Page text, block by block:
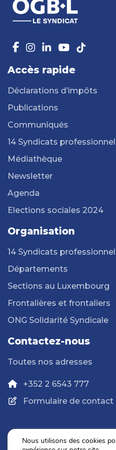
Accès rapide
Déclarations d’impôts
Publications
Communiqués
14 Syndicats
Médiathèque
Newsletter
Agenda
Elections sociales 2024
Organisation
14 Syndicats
Départements
Sections au Luxembourg
Frontalières et frontaliers
ONG Solidarité Syndicale
Contactez-nous
Toutes nos adresses
+352 2 6543 777
Formulaire de contact
Nous utilisons des cookies